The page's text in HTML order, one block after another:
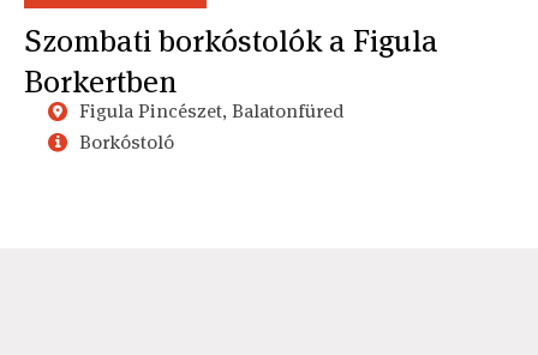
Szombati borkóstolók a Figula
Borkertben
Figula Pincészet, Balatonfüred
Borkóstoló